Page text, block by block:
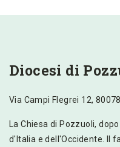
Diocesi di
Via Campi Flegrei 12,
La Chiesa di Pozzuoli,
d'Italia e dell'Occidente. Il